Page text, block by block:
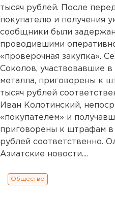
тысяч рублей. После
покупателю и получения
сообщники были
проводившими
«проверочная закупка».
Соколов, участвовавшие
металла, приговорены к
тысяч рублей
Иван Колотинский,
«покупателем» и
приговорены к штрафам в
рублей соответственно.
Азиатские новости....
Общество